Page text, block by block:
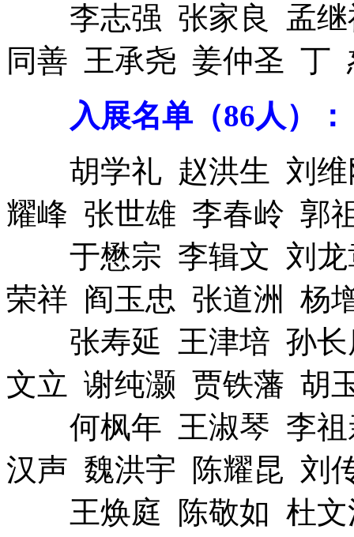
李志强 张家良 孟继
同善 王承尧 姜仲圣 丁
入展名单（86人）：
胡学礼 赵洪生 刘维
耀峰 张世雄 李春岭 郭
于懋宗 李辑文 刘龙
荣祥 阎玉忠 张道洲 杨
张寿延 王津培 孙长
文立 谢纯灏 贾铁藩 胡
何枫年 王淑琴 李祖
汉声 魏洪宇 陈耀昆 刘
王焕庭 陈敬如 杜文